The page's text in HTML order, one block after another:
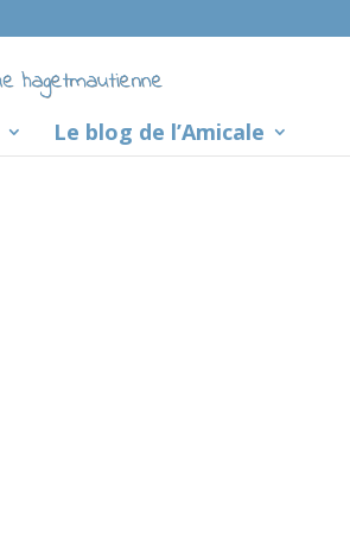
Le blog de l’Amicale